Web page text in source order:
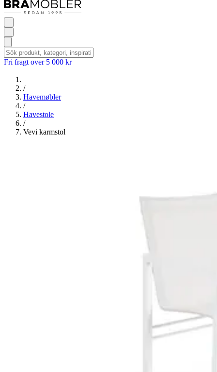
Fri fragt over 5 000 kr
/
Havemøbler
/
Havestole
/
Vevi karmstol